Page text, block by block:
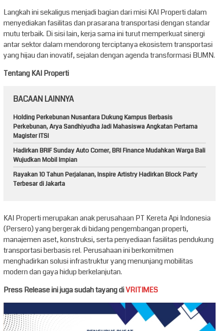
Langkah ini sekaligus menjadi bagian dari misi KAI Properti dalam
menyediakan fasilitas dan prasarana transportasi dengan standar
mutu terbaik. Di sisi lain, kerja sama ini turut memperkuat sinergi
antar sektor dalam mendorong terciptanya ekosistem transportasi
yang hijau dan inovatif, sejalan dengan agenda transformasi BUMN.
Tentang KAI Properti
BACAAN LAINNYA
Holding Perkebunan Nusantara Dukung Kampus Berbasis
Perkebunan, Arya Sandhiyudha Jadi Mahasiswa Angkatan Pertama
Magister ITSI
Hadirkan BRIF Sunday Auto Corner, BRI Finance Mudahkan Warga Bali
Wujudkan Mobil Impian
Rayakan 10 Tahun Perjalanan, Inspire Artistry Hadirkan Block Party
Terbesar di Jakarta
KAI Properti merupakan anak perusahaan PT Kereta Api Indonesia
(Persero) yang bergerak di bidang pengembangan properti,
manajemen aset, konstruksi, serta penyediaan fasilitas pendukung
transportasi berbasis rel. Perusahaan ini berkomitmen
menghadirkan solusi infrastruktur yang menunjang mobilitas
modern dan gaya hidup berkelanjutan.
Press Release ini juga sudah tayang diVRITIMES